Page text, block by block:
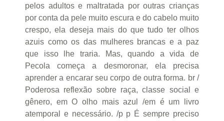
pelos adultos e maltratada por outras crianças
por conta da pele muito escura e do cabelo muito
crespo, ela deseja mais do que tudo ter olhos
azuis como os das mulheres brancas e a paz
que isso lhe traria. Mas, quando a vida de
Pecola começa a desmoronar, ela precisa
aprender a encarar seu corpo de outra forma. br /
Poderosa reflexão sobre raça, classe social e
gênero, em O olho mais azul /em é um livro
atemporal e necessário. /p p É sempre preciso